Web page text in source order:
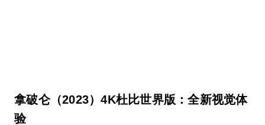
拿破仑（2023）4K杜比世界版：全新视觉体
验